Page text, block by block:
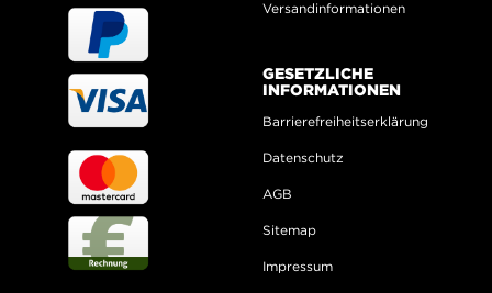
Versandinformationen
GESETZLICHE
INFORMATIONEN
Barrierefreiheitserklärung
Datenschutz
AGB
Sitemap
Impressum